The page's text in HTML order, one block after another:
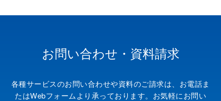
お問い合わせ・資料請求
各種サービスのお問い合わせや資料のご請求は、お電話ま
たはWebフォームより承っております。お気軽にお問い